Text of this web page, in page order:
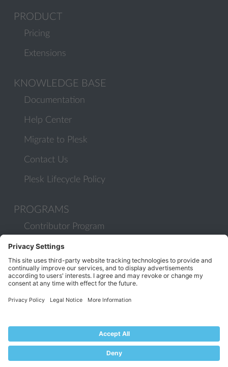
PRODUCT
Pricing
Extensions
KNOWLEDGE BASE
Documentation
Help Center
Migrate to Plesk
Contact Us
Plesk Lifecycle Policy
PROGRAMS
Contributor Program
Partner Program
COMMUNITY